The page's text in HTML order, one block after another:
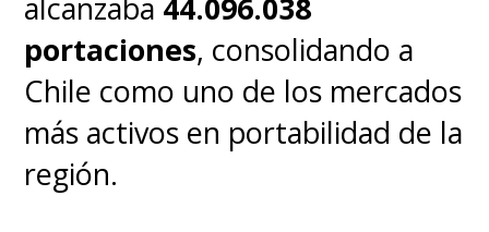
portaciones, consolidando a
Chile como uno de los mercados
más activos en portabilidad de la
región.